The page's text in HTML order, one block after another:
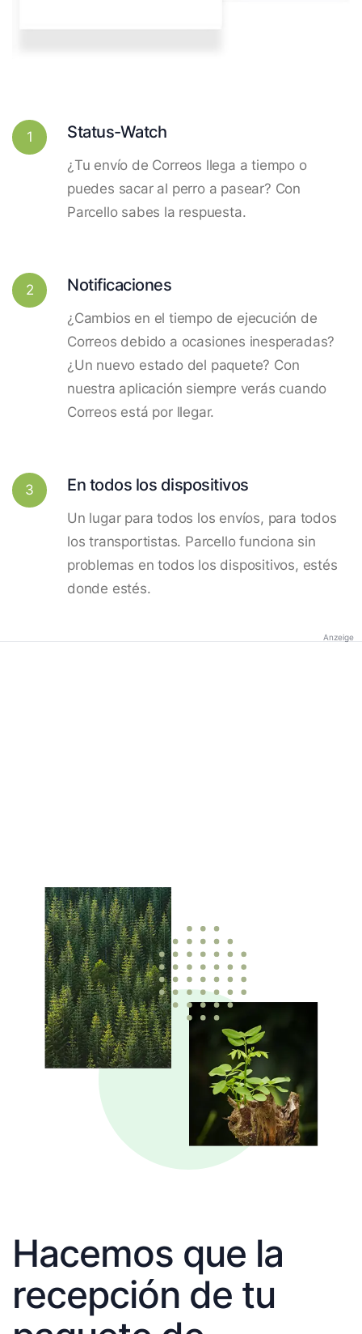
1 Status-Watch
¿Tu envío de Correos llega a tiempo o
puedes sacar al perro a pasear? Con
Parcello sabes la respuesta.
2 Notificaciones
¿Cambios en el tiempo de ejecución de
Correos debido a ocasiones inesperadas?
¿Un nuevo estado del paquete? Con
nuestra aplicación siempre verás cuando
Correos está por llegar.
3 En todos los dispositivos
Un lugar para todos los envíos, para todos
los transportistas. Parcello funciona sin
problemas en todos los dispositivos, estés
donde estés.
Anzeige
Hacemos que la
recepción de tu